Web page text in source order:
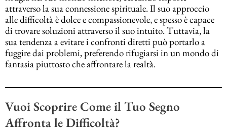
attraverso la sua connessione spirituale. Il suo approccio
alle difficoltà è dolce e compassionevole, e spesso è capace
di trovare soluzioni attraverso il suo intuito. Tuttavia, la
sua tendenza a evitare i confronti diretti può portarlo a
fuggire dai problemi, preferendo rifugiarsi in un mondo di
fantasia piuttosto che affrontare la realtà.
Vuoi Scoprire Come il Tuo Segno
Affronta le Difficoltà?